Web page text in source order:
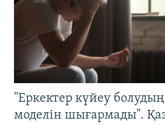
"Еркектер күйеу
моделін шығармады".